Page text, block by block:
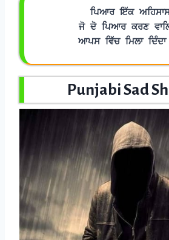
ਪਿਆਰ ਇੱਕ
ਜੋ ਦੋ ਪਿਆਰ ਕਰਣ
ਆਪਸ ਵਿੱਚ ਮਿਲਾ
Punjabi Sad